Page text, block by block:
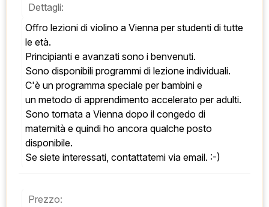
Dettagli:
Offro lezioni di violino a Vienna per studenti di tutte
le età.
Principianti e avanzati sono i benvenuti.
Sono disponibili programmi di lezione individuali.
C'è un programma speciale per bambini e
un metodo di apprendimento accelerato per adulti.
Sono tornata a Vienna dopo il congedo di
maternità e quindi ho ancora qualche posto
disponibile.
Se siete interessati, contattatemi via email. :-)
Prezzo: